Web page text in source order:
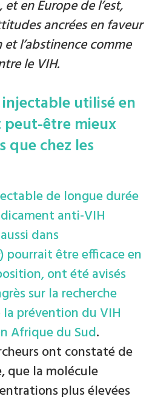
en Europe de l’est,
ancrées en faveur
l’abstinence comme
le VIH.
utilisé en
peut-être mieux
que chez les
de longue durée
anti-VIH
dans
) pourrait être efficace en
ont été avisés
sur la recherche
prévention du VIH
Afrique du Sud.
ont constaté de
que la molécule
plus élevées